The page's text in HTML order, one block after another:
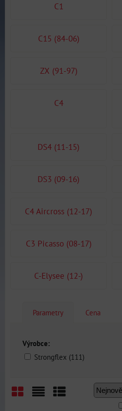
C1
C15 (84-06)
ZX (91-97)
C4
DS4 (11-15)
DS3 (09-16)
C4 Aircross (12-17)
C3 Picasso (08-17)
C-Elysee (12-)
Parametry Cena
Výrobce:
Strongflex (111)